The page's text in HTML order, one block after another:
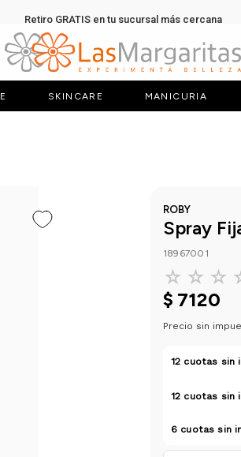
Retiro GRATIS en tu sucursal más cercana
SKINCARE MANICURIA
ROBY
Spray
18967001
☆ ☆ ☆
$ 7120
Precio sin
12 cuotas sin
12 cuotas sin
6 cuotas sin